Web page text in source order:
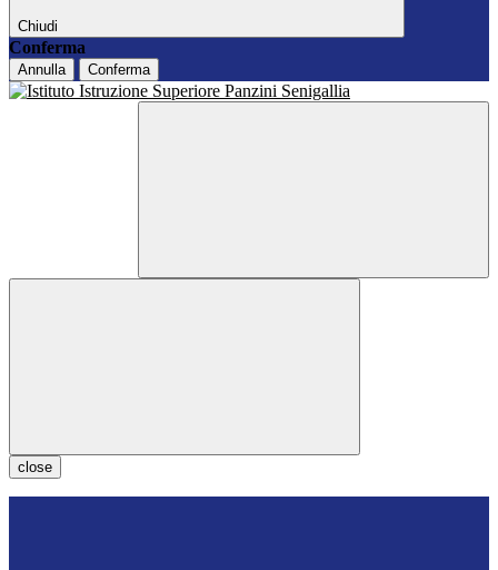
Chiudi
Conferma
Annulla Conferma
close